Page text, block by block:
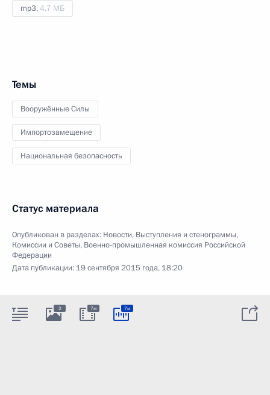
mp3,4.7 МБ
Темы
Вооружённые Силы
Импортозамещение
Национальная безопасность
Статус материала
Опубликован в разделах: Новости, Выступления и стенограммы,
Комиссии и Советы, Военно-промышленная комиссия Российской
Федерации
Дата публикации: 19 сентября 2015 года, 18:20
2 7м 7м